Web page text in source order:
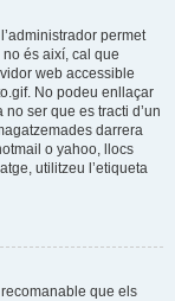
permet
és així, cal que
web accessible
No podeu enllaçar
ser que es tracti d’un
darrera
o yahoo, llocs
utilitzeu l’etiqueta
que els